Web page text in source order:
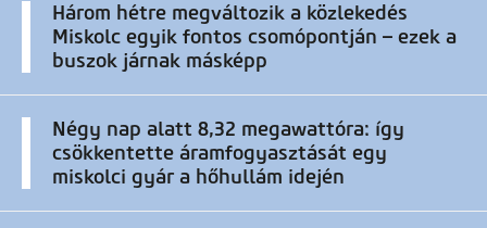
Három hétre megváltozik a közlekedés
Miskolc egyik fontos csomópontján – ezek a
buszok járnak másképp
Négy nap alatt 8,32 megawattóra: így
csökkentette áramfogyasztását egy
miskolci gyár a hőhullám idején